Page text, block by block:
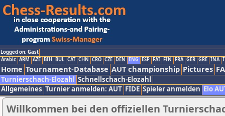
Logged on: Gast
Arabic ARM AZE BIH BUL CAT CHN CRO CZE DEN ENG ESP FAI FIN FRA GER GRE INA
Home Tournament-Database AUT championship Pictures
Turnierschach-Elozahl Schnellschach-Elozahl
Allgemeines Turnier anmelden: AUT FIDE Spieler anmelden Elo
Willkommen bei den offiziellen